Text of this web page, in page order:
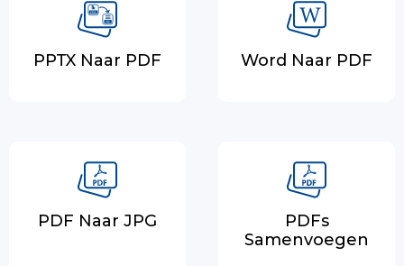
PPTX Naar PDF Word Naar PDF
PDF Naar JPG
PDFs
Samenvoegen